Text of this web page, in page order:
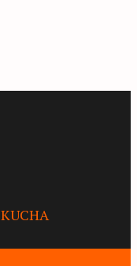
KUCHA